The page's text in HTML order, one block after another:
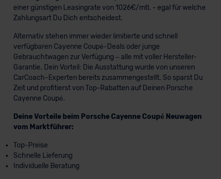
einer günstigen Leasingrate von 1026€/mtl. - egal für welche
Zahlungsart Du Dich entscheidest.
Alternativ stehen immer wieder limitierte und schnell
verfügbaren Cayenne Coupé-Deals oder junge
Gebrauchtwagen zur Verfügung – alle mit voller Hersteller-
Garantie. Dein Vorteil: Die Ausstattung wurde von unseren
CarCoach-Experten bereits zusammengestellt. So sparst Du
Zeit und profitierst von Top-Rabatten auf Deinen Porsche
Cayenne Coupé.
Deine Vorteile beim Porsche Cayenne Coupé Neuwagen
vom Marktführer:
Top-Preise
Schnelle Lieferung
Individuelle Beratung